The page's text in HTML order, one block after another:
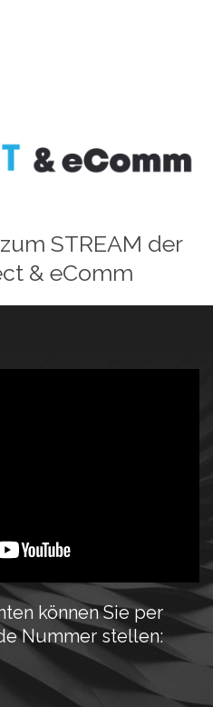
STREAM der
& eComm
können Sie per
Nummer stellen: